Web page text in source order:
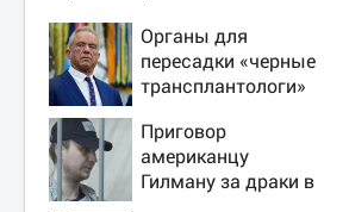
Органы для
пересадки «черные
трансплантологи»
живых пациентов
Приговор
американцу
Гилману за драки в